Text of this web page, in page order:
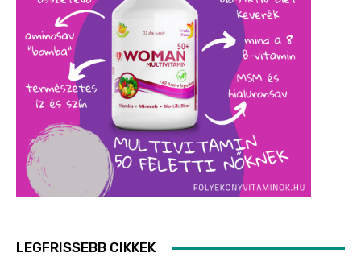
LEGFRISSEBB CIKKEK